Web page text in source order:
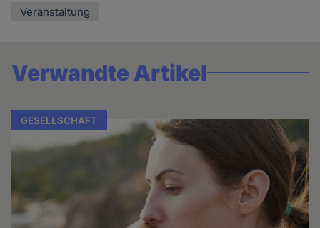
Veranstaltung
Verwandte Artikel
GESELLSCHAFT